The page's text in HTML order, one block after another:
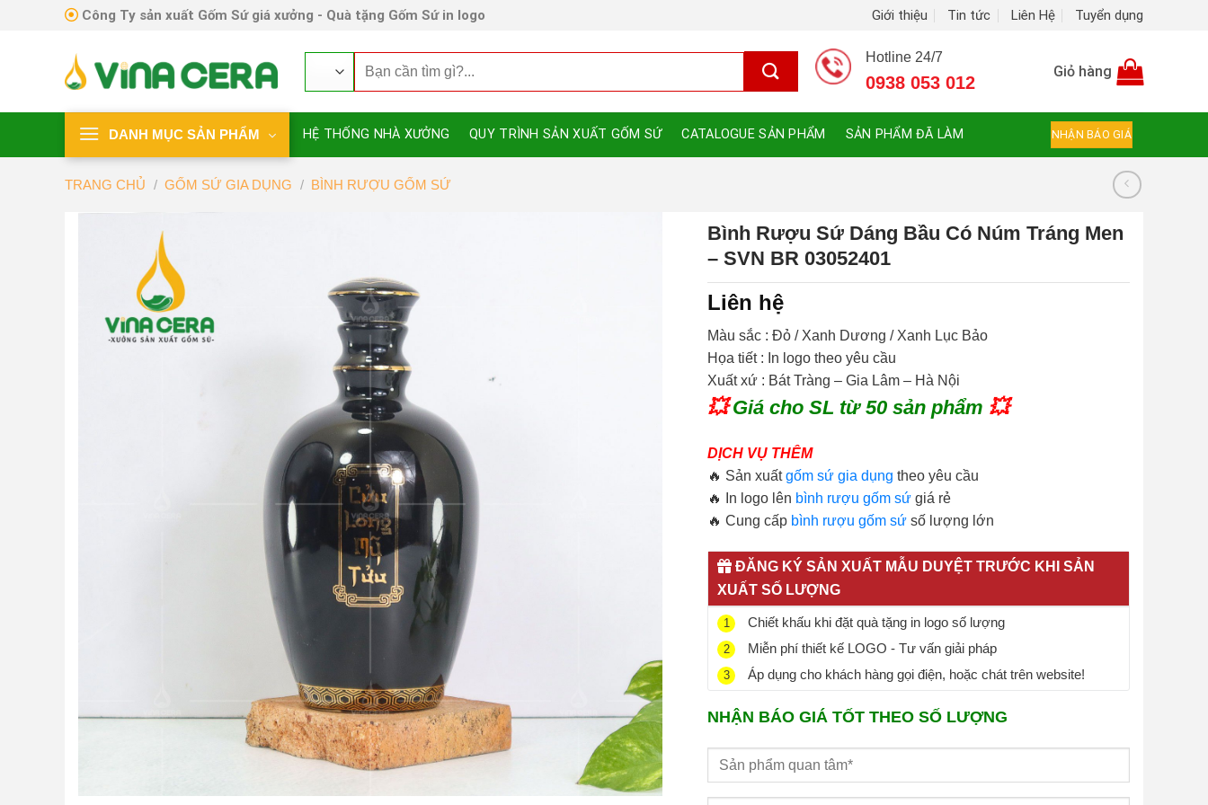
Công Ty sản xuất Gốm Sứ giá xưởng - Quà tặng Gốm Sứ in logo Giới thiệu Tin tức Liên Hệ Tuyển dụng
kiếm:
Hotline 24/7
0938 053 012
Giỏ hàng
DANH MỤC SẢN PHẨM HỆ THỐNG NHÀ XƯỞNG QUY TRÌNH SẢN XUẤT GỐM SỨ CATALOGUE SẢN PHẨM SẢN PHẨM ĐÃ LÀM NHẬN BÁO GIÁ
TRANG CHỦ / GỐM SỨ GIA DỤNG / BÌNH RƯỢU GỐM SỨ
Bình Rượu Sứ Dáng Bầu Có Núm Tráng Men
– SVN BR 03052401
Liên hệ
Màu sắc : Đỏ / Xanh Dương / Xanh Lục Bảo
Họa tiết : In logo theo yêu cầu
Xuất xứ : Bát Tràng – Gia Lâm – Hà Nội
💥Giá cho SL từ 50 sản phẩm 💥
DỊCH VỤ THÊM
🔥 Sản xuấtgốm sứ gia dụng theo yêu cầu
🔥 In logo lên bình rượu gốm sứ giá rẻ
🔥 Cung cấp bình rượu gốm sứ số lượng lớn
ĐĂNG KÝ SẢN XUẤT MẪU DUYỆT TRƯỚC KHI SẢN
XUẤT SỐ LƯỢNG
1 Chiết khấu khi đặt quà tặng in logo số lượng
2 Miễn phí thiết kế LOGO - Tư vấn giải pháp
3 Áp dụng cho khách hàng gọi điện, hoặc chát trên website!
NHẬN BÁO GIÁ TỐT THEO SỐ LƯỢNG